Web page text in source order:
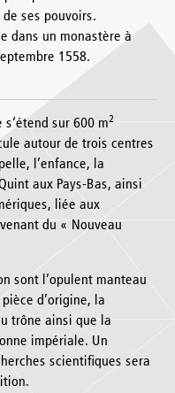
ses pouvoirs.
dans un monastère à
1558.
s‘étend sur 600 m2
autour de trois centres
l’enfance, la
aux Pays-Bas, ainsi
liée aux
du « Nouveau
sont l’opulent manteau
d’origine, la
trône ainsi que la
impériale. Un
scientifiques sera